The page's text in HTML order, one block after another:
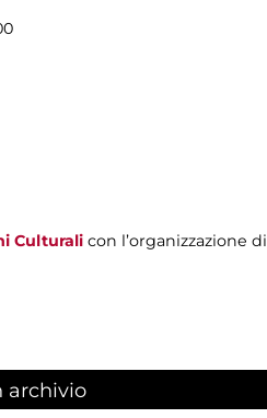
Culturali con l’organizzazione di
archivio